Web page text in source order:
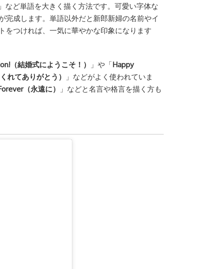
」など単語を大きく描く方法です。可愛い字体な
完成します。単語以外だと新郎新婦の名前やイ
をつければ、一気に華やかな印象になります
（結婚式にようこそ！） 」や「Happy
れてありがとう）
」などがよく使われていま
（永遠に）
」などと名言や格言を描く方も